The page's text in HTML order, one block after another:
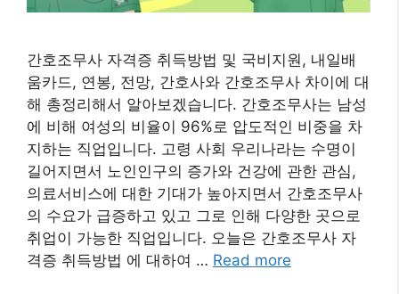
간호조무사 자격증 취득방법 및 국비지원, 내일배
움카드, 연봉, 전망, 간호사와 간호조무사 차이에 대
해 총정리해서 알아보겠습니다. 간호조무사는 남성
에 비해 여성의 비율이 96%로 압도적인 비중을 차
지하는 직업입니다. 고령 사회 우리나라는 수명이
길어지면서 노인인구의 증가와 건강에 관한 관심,
의료서비스에 대한 기대가 높아지면서 간호조무사
의 수요가 급증하고 있고 그로 인해 다양한 곳으로
취업이 가능한 직업입니다. 오늘은 간호조무사 자
격증 취득방법 에 대하여 … Read more